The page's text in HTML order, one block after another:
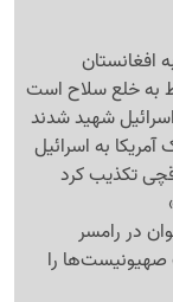
افغانستان
به خلع سلاح است
به اسرائیل
تکذیب کرد
را